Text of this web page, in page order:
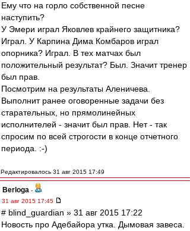
Ему что на горло собственной песне
наступить?
У Эмери играл Яковлев крайнего защитника?
Играл. У Карпина Дима Комбаров играл
опорника? Играл. В тех матчах был
положительный результат? Был. Значит тренер
был прав.
Посмотрим на результаты Аленичева.
Выполнит ранее оговоренные задачи без
старательных, но прямолинейных
исполнителей - значит был прав. Нет - так
спросим по всей строгости в конце отчетного
периода. :-)
Редактировалось 31 авг 2015 17:49
Berloga -
31 авг 2015 17:45
# blind_guardian » 31 авг 2015 17:22
Новость про Адебайора утка. Дымовая завеса.